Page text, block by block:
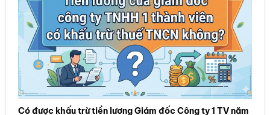
Có được khấu trừ tiền lương Giám đốc Công ty 1 TV năm